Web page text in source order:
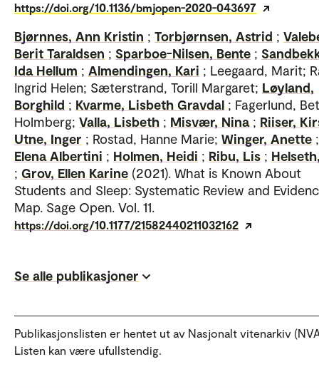
https://doi.org/10.1136/bmjopen-2020-043697
Bjørnnes, Ann Kristin ; Torbjørnsen, Astrid ;
Berit Taraldsen ; Sparboe-Nilsen, Bente ;
Ida Hellum ; Almendingen, Kari ; Leegaard, Marit;
Ingrid Helen; Sæterstrand, Torill Margaret; Løyland,
Borghild ; Kvarme, Lisbeth Gravdal ; Fagerlund,
Holmberg; Valla, Lisbeth ; Misvær, Nina ; Riiser,
Utne, Inger ; Rostad, Hanne Marie; Winger, Anette
Elena Albertini ; Holmen, Heidi ; Ribu, Lis ;
; Grov, Ellen Karine (2021). What is Known About
Students and Sleep: Systematic Review and
Map. Sage Open. Vol. 11.
https://doi.org/10.1177/21582440211032162
Se alle publikasjoner
Publikasjonslisten er hentet ut av Nasjonalt vitenarkiv
Listen kan være ufullstendig.